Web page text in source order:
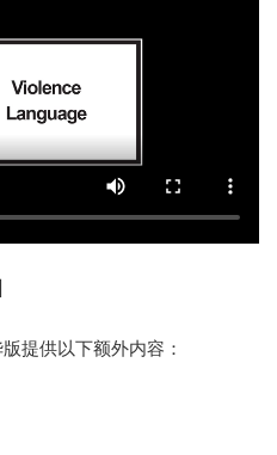
提供以下额外内容：